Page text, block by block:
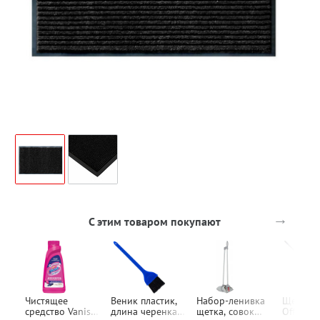
С этим товаром покупают →
Чистящее
средство Vanish,
Веник пластик,
длина черенка
Набор-ленивка
щетка, совок
Щетка